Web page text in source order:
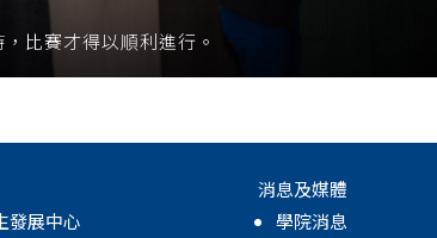
比賽才得以順利進行。
發展中心
消息及媒體
學院消息